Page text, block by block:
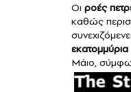
Οι ροές
καθώς
Μάιο,